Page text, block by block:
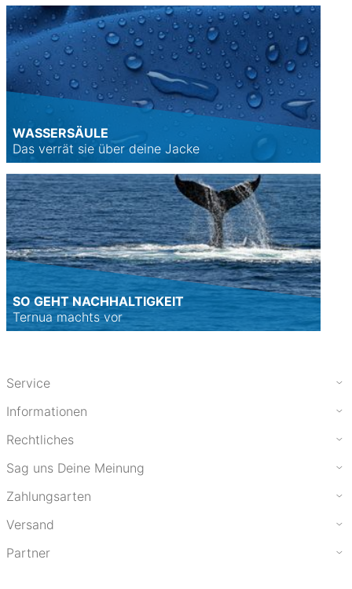
WASSERSÄULE
Das verrät sie über deine Jacke
SO GEHT NACHHALTIGKEIT
Ternua machts vor
Service
Informationen
Rechtliches
Sag uns Deine Meinung
Zahlungsarten
Versand
Partner